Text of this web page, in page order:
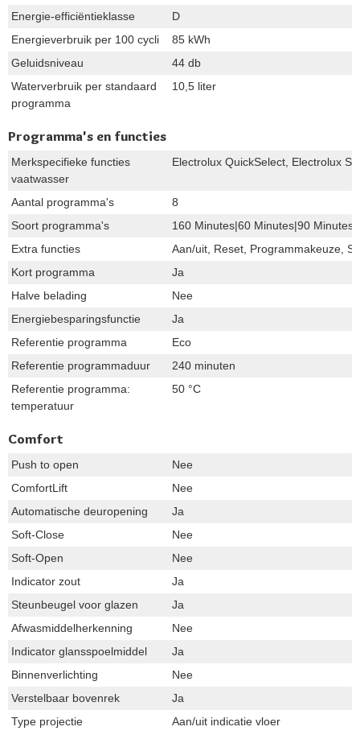
Energie-efficiëntieklasse
D
Energieverbruik per 100 cycli
85 kWh
Geluidsniveau
44 db
Waterverbruik per standaard
programma
10,5 liter
Programma's en functies
Merkspecifieke functies
vaatwasser
Electrolux QuickSelect, Electrolux
Aantal programma's
8
Soort programma's
160 Minutes|60 Minutes|90
Extra functies
Aan/uit, Reset, Programmakeuze,
Kort programma
Ja
Halve belading
Nee
Energiebesparingsfunctie
Ja
Referentie programma
Eco
Referentie programmaduur
240 minuten
Referentie programma:
temperatuur
50 °C
Comfort
Push to open
Nee
ComfortLift
Nee
Automatische deuropening
Ja
Soft-Close
Nee
Soft-Open
Nee
Indicator zout
Ja
Steunbeugel voor glazen
Ja
Afwasmiddelherkenning
Nee
Indicator glansspoelmiddel
Ja
Binnenverlichting
Nee
Verstelbaar bovenrek
Ja
Type projectie
Aan/uit indicatie vloer